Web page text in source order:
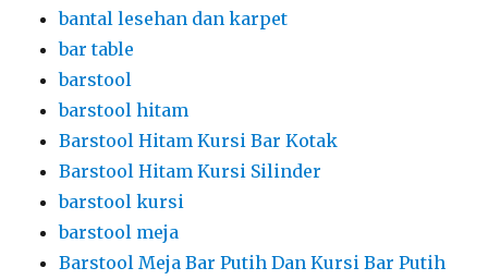
bantal lesehan dan karpet
bar table
barstool
barstool hitam
Barstool Hitam Kursi Bar Kotak
Barstool Hitam Kursi Silinder
barstool kursi
barstool meja
Barstool Meja Bar Putih Dan Kursi Bar Putih